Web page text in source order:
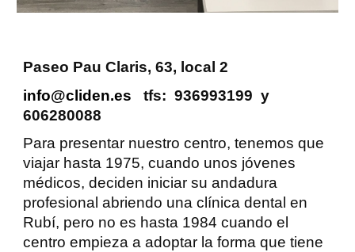
Paseo Pau Claris, 63, local 2
info@cliden.es tfs: 936993199 y
606280088
Para presentar nuestro centro, tenemos que
viajar hasta 1975, cuando unos jóvenes
médicos, deciden iniciar su andadura
profesional abriendo una clínica dental en
Rubí, pero no es hasta 1984 cuando el
centro empieza a adoptar la forma que tiene